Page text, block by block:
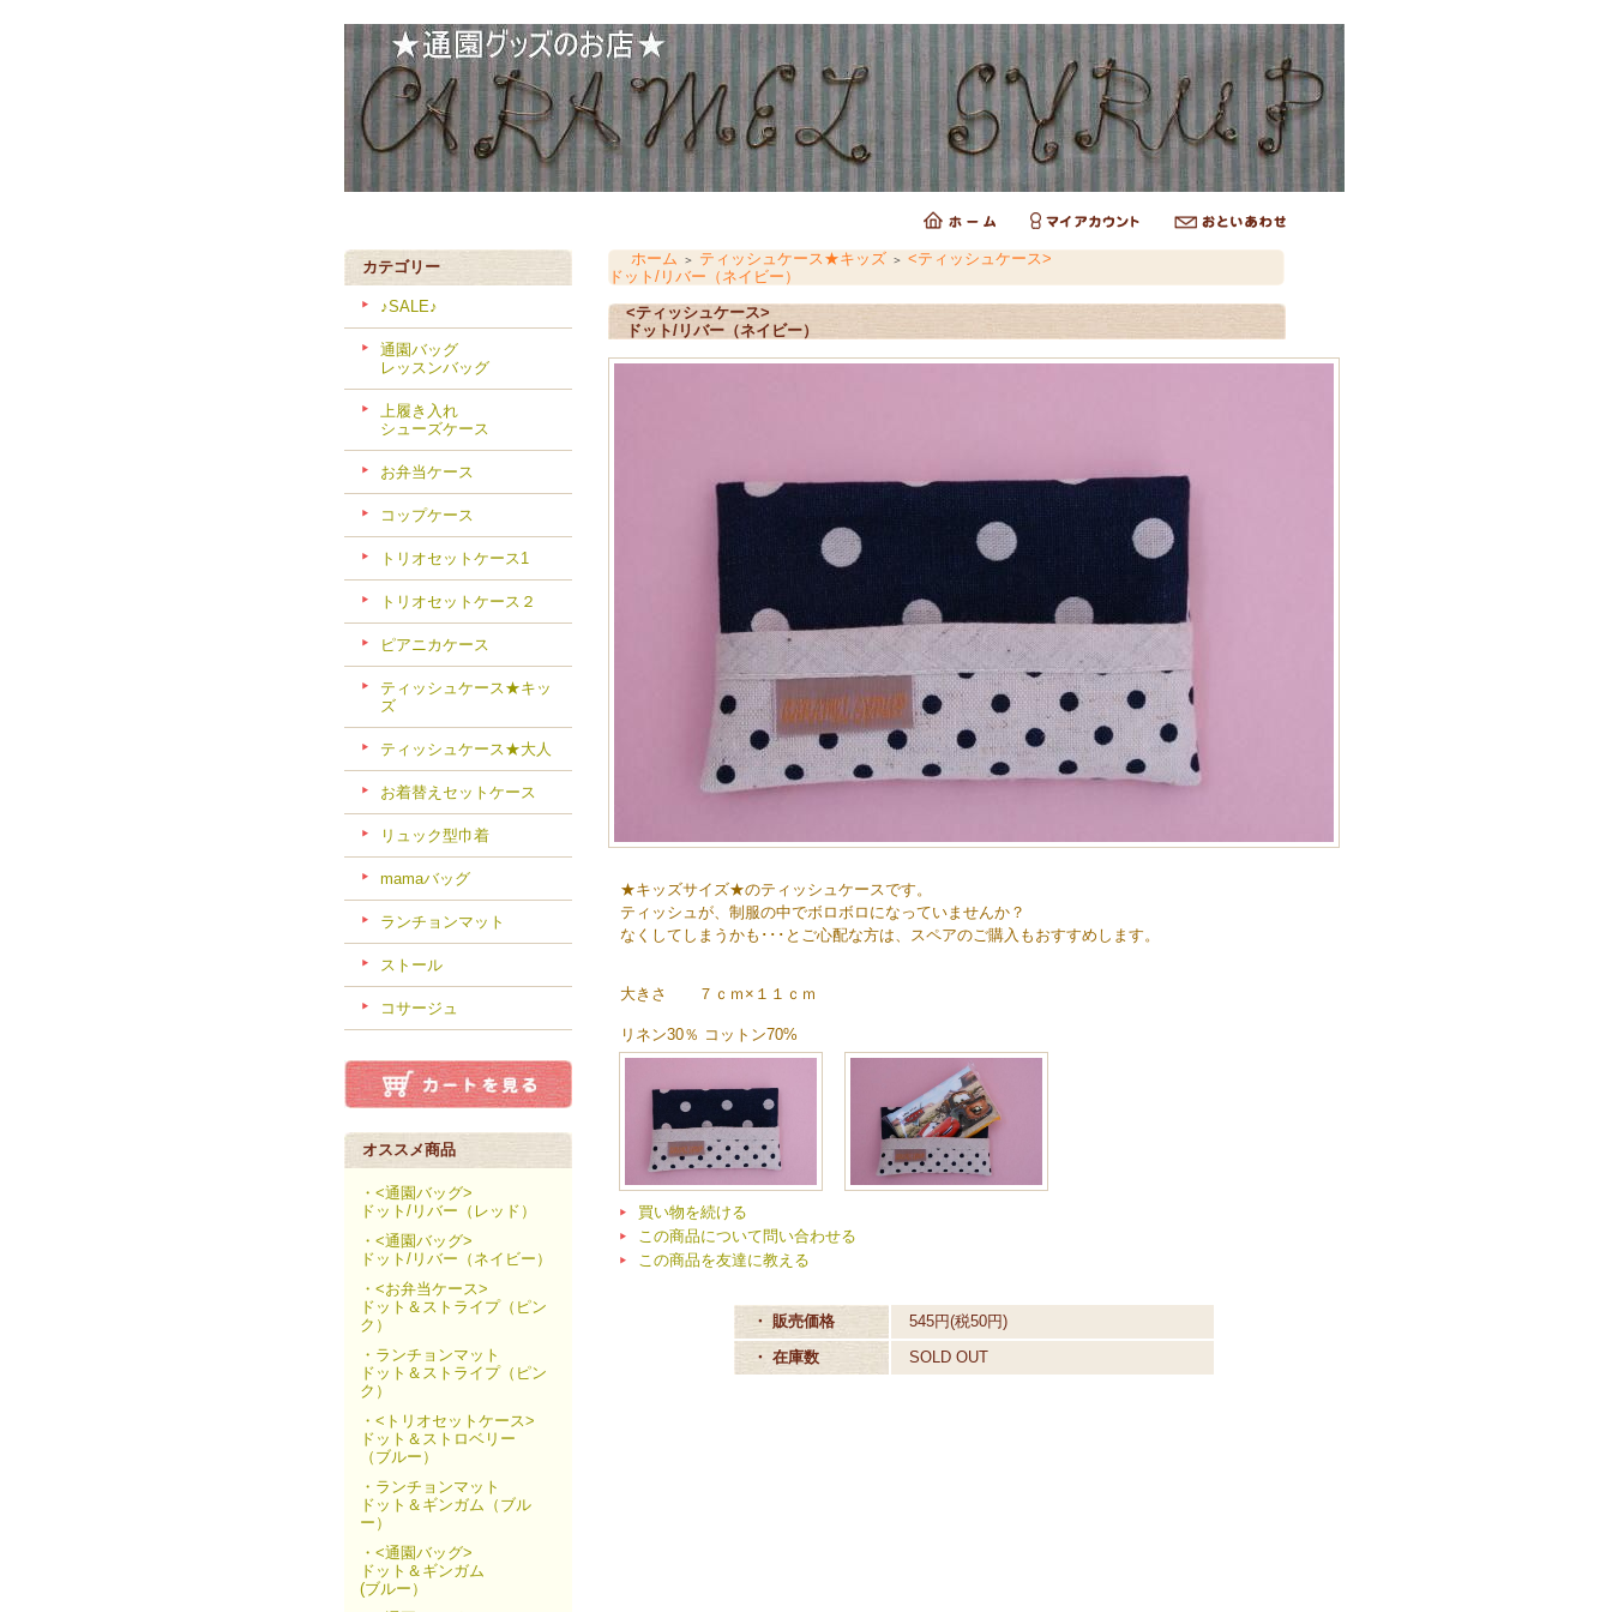
カテゴリー
♪SALE♪
通園バッグ
レッスンバッグ
上履き入れ
シューズケース
お弁当ケース
コップケース
トリオセットケース1
トリオセットケース２
ピアニカケース
ティッシュケース★キッ
ズ
ティッシュケース★大人
お着替えセットケース
リュック型巾着
mamaバッグ
ランチョンマット
ストール
コサージュ
オススメ商品
・<通園バッグ>
ドット/リバー（レッド）
・<通園バッグ>
ドット/リバー（ネイビー）
・<お弁当ケース>
ドット＆ストライプ（ピン
ク）
・ランチョンマット
ドット＆ストライプ（ピン
ク）
・<トリオセットケース>
ドット＆ストロベリー
（ブルー）
・ランチョンマット
ドット＆ギンガム（ブル
ー）
・<通園バッグ>
ドット＆ギンガム
(ブルー）
ホーム ＞ ティッシュケース★キッズ ＞ <ティッシュケース>
ドット/リバー（ネイビー）
<ティッシュケース>
ドット/リバー（ネイビー）
★キッズサイズ★のティッシュケースです。
ティッシュが、制服の中でボロボロになっていませんか？
なくしてしまうかも･･･とご心配な方は、スペアのご購入もおすすめします。
大きさ ７ｃｍ×１１ｃｍ
リネン30％ コットン70%
買い物を続ける
この商品について問い合わせる
この商品を友達に教える
・ 販売価格
545円(税50円)
・ 在庫数
SOLD OUT